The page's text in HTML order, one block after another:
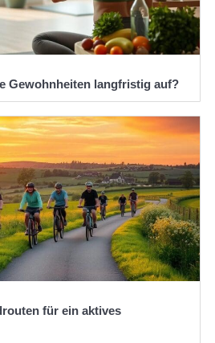
Gewohnheiten langfristig auf?
für ein aktives